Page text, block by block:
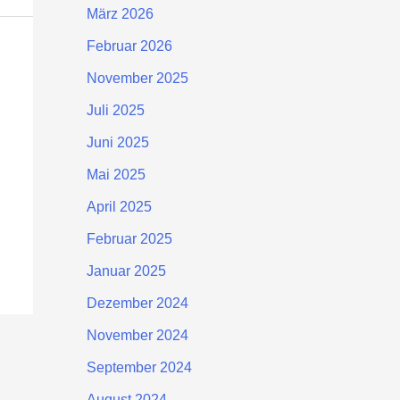
März 2026
Februar 2026
November 2025
Juli 2025
Juni 2025
Mai 2025
April 2025
Februar 2025
Januar 2025
Dezember 2024
November 2024
September 2024